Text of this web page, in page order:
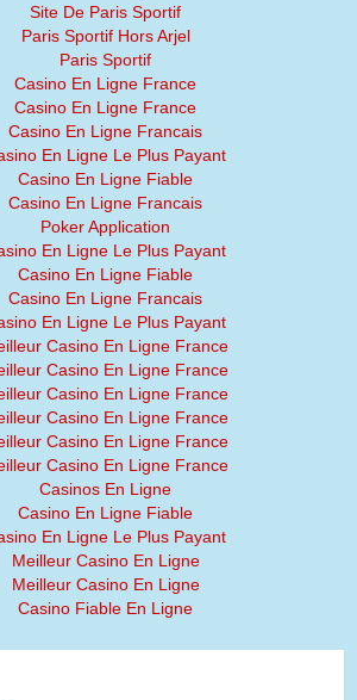
Site De Paris Sportif
Paris Sportif Hors Arjel
Paris Sportif
Casino En Ligne France
Casino En Ligne France
Casino En Ligne Francais
En Ligne Le Plus Payant
Casino En Ligne Fiable
Casino En Ligne Francais
Poker Application
En Ligne Le Plus Payant
Casino En Ligne Fiable
Casino En Ligne Francais
En Ligne Le Plus Payant
Casino En Ligne France
Casino En Ligne France
Casino En Ligne France
Casino En Ligne France
Casino En Ligne France
Casino En Ligne France
Casinos En Ligne
Casino En Ligne Fiable
En Ligne Le Plus Payant
Meilleur Casino En Ligne
Meilleur Casino En Ligne
Casino Fiable En Ligne